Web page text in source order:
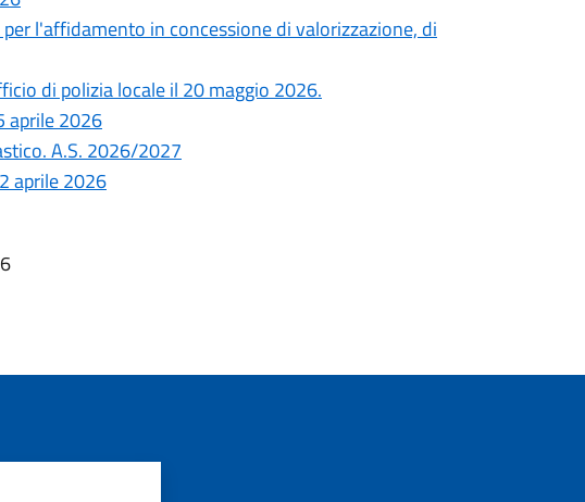
l'affidamento in concessione di valorizzazione, di
di polizia locale il 20 maggio 2026.
aprile 2026
A.S. 2026/2027
aprile 2026